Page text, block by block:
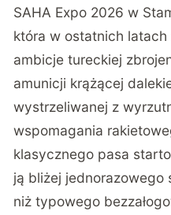
SAHA Expo 2026 w
która w ostatnich
ambicje tureckiej
amunicji krążącej
wystrzeliwanej z
wspomagania
klasycznego pasa
ją bliżej jednorazowego
niż typowego